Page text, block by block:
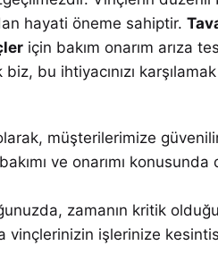
hayati öneme sahiptir.
için bakım onarım arıza
bu ihtiyacınızı
müşterilerimize
ve onarımı
zamanın kritik
vinçlerinizin işlerinize